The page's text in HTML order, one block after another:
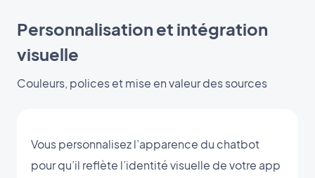
Personnalisation et intégration
visuelle
Couleurs, polices et mise en valeur des sources
Vous personnalisez l’apparence du chatbot
pour qu’il reflète l’identité visuelle de votre app